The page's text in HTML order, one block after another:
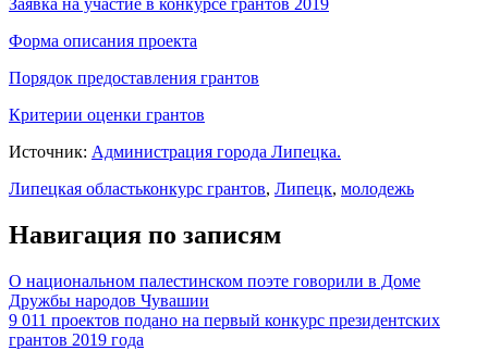
Заявка на участие в конкурсе грантов 2019
Форма описания проекта
Порядок предоставления грантов
Критерии оценки грантов
Источник: Администрация города Липецка.
Липецкая областьконкурс грантов, Липецк, молодежь
Навигация по записям
О национальном палестинском поэте говорили в Доме
Дружбы народов Чувашии
9 011 проектов подано на первый конкурс президентских
грантов 2019 года